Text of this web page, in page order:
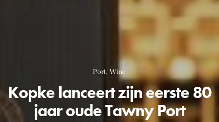
Port, Wine
Kopke lanceert zijn eerste 80
jaar oude Tawny Port